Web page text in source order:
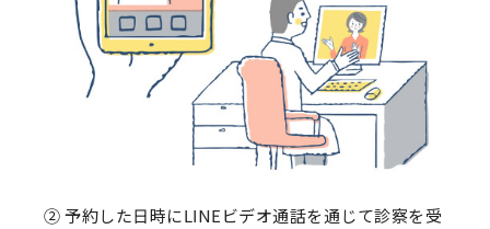
② 予約した日時にLINEビデオ通話を通じて診察を受